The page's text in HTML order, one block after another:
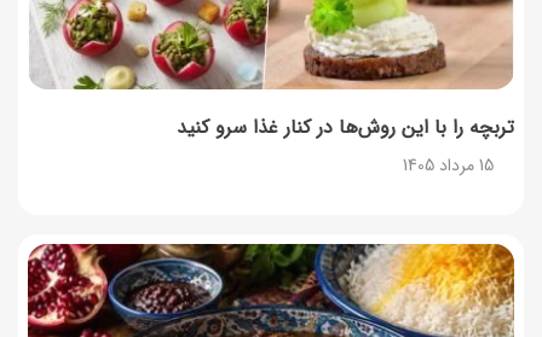
تربچه را با این روش‌ها در کنار غذا سرو کنید
15 مرداد 1405